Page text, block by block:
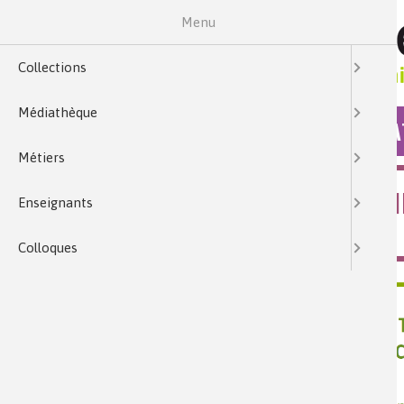
LA CHIMIE POUR LES
S'ORIENTER
Menu
Collections
Médiathèque
Métiers
Enseignants
Colloques